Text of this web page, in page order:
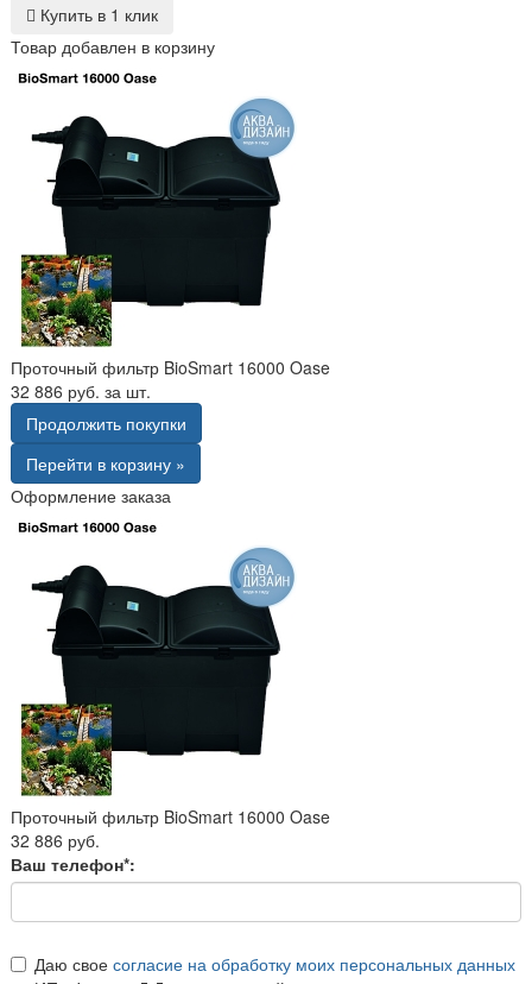
Купить в 1 клик
Товар добавлен в корзину
Проточный фильтр BioSmart 16000 Oase
32 886 руб. за шт.
Продолжить покупки
Перейти в корзину »
Оформление заказа
Проточный фильтр BioSmart 16000 Oase
32 886 руб.
Ваш телефон*:
Даю свое согласие на обработку моих персональных данных